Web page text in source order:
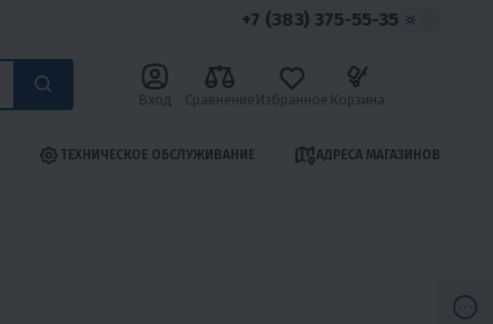
+7 (383) 375-55-35
Вход Сравнение Избранное Корзина
ТЕХНИЧЕСКОЕ ОБСЛУЖИВАНИЕ АДРЕСА МАГАЗИНОВ